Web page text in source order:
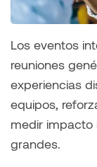
Los eventos
reuniones
experiencias
equipos,
medir impacto
grandes.